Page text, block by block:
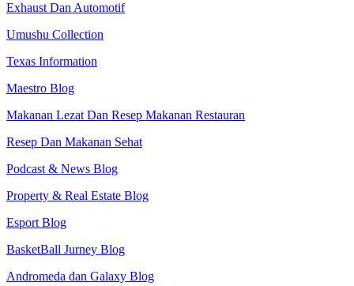
Exhaust Dan Automotif
Umushu Collection
Texas Information
Maestro Blog
Makanan Lezat Dan Resep Makanan Restauran
Resep Dan Makanan Sehat
Podcast & News Blog
Property & Real Estate Blog
Esport Blog
BasketBall Jurney Blog
Andromeda dan Galaxy Blog